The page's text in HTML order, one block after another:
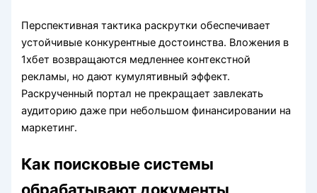
Перспективная тактика раскрутки обеспечивает
устойчивые конкурентные достоинства. Вложения в
1хбет возвращаются медленнее контекстной
рекламы, но дают кумулятивный эффект.
Раскрученный портал не прекращает завлекать
аудиторию даже при небольшом финансировании на
маркетинг.
Как поисковые системы